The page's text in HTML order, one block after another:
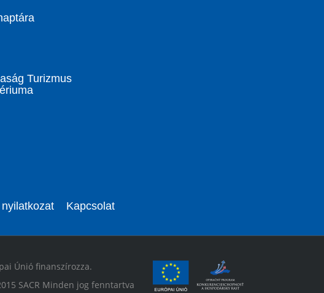
Turizmus
Kapcsolat
Únió finanszírozza.
SACR Minden jog fenntartva